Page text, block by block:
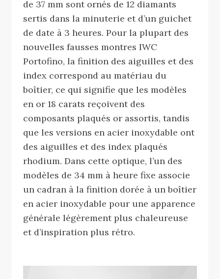
de 37 mm sont ornés de 12 diamants
sertis dans la minuterie et d’un guichet
de date à 3 heures. Pour la plupart des
nouvelles fausses montres IWC
Portofino, la finition des aiguilles et des
index correspond au matériau du
boîtier, ce qui signifie que les modèles
en or 18 carats reçoivent des
composants plaqués or assortis, tandis
que les versions en acier inoxydable ont
des aiguilles et des index plaqués
rhodium. Dans cette optique, l’un des
modèles de 34 mm à heure fixe associe
un cadran à la finition dorée à un boîtier
en acier inoxydable pour une apparence
générale légèrement plus chaleureuse
et d’inspiration plus rétro.